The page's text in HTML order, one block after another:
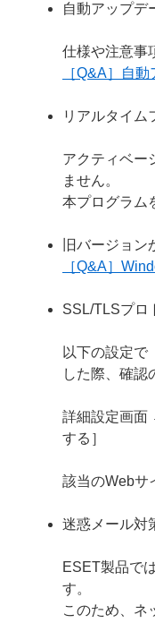
自動アップデ
仕様や注意事
［Q&A］自
リアルタイム
アクティベー
ません。
本プログラム
旧バージョ
［Q&A］
SSL/TLSプロ
以下の設定で
した際、確認
詳細設定画
する］
該当のWebサ
迷惑メール対
ESET製品で
す。
このため、ネ